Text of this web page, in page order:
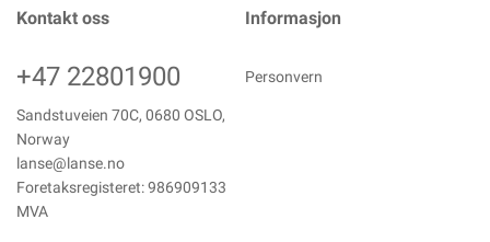
Kontakt oss
+47 22801900
Sandstuveien 70C, 0680 OSLO,
Norway
lanse@lanse.no
Foretaksregisteret: 986909133
MVA
Informasjon
Personvern